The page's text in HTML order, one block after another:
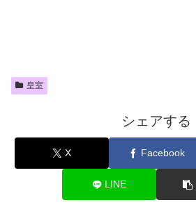
皇室
シェアする
X Facebook
LINE